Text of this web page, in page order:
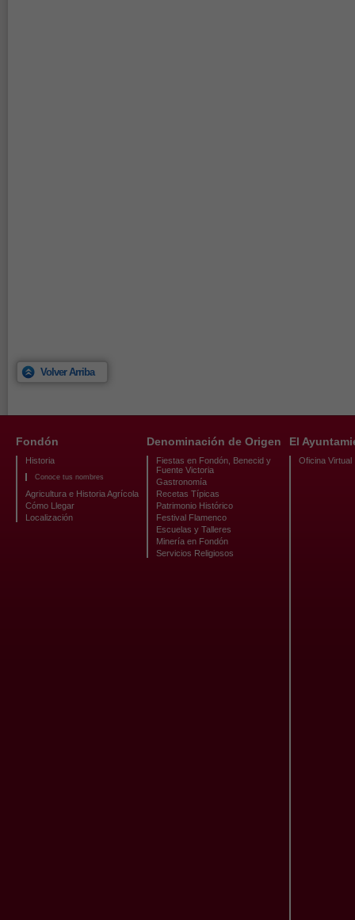
Volver Arriba
Fondón
Historia
Conoce tus nombres
Agricultura e Historia Agrícola
Cómo Llegar
Localización
Denominación de Origen
Fiestas en Fondón, Benecid y
Fuente Victoria
Gastronomía
Recetas Típicas
Patrimonio Histórico
Festival Flamenco
Escuelas y Talleres
Minería en Fondón
Servicios Religiosos
El
Oficina Virtual